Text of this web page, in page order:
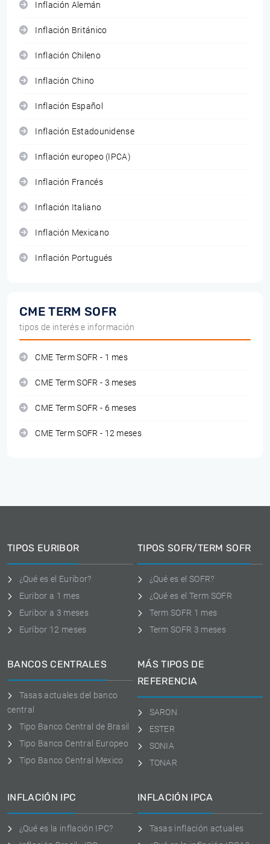
Inflación Alemán
Inflación Británico
Inflación Chileno
Inflación Chino
Inflación Español
Inflación Estadounidense
Inflación europeo (IPCA)
Inflación Francés
Inflación Italiano
Inflación Mexicano
Inflación Portugués
CME TERM SOFR
tipos de interés e información
CME Term SOFR - 1 mes
CME Term SOFR - 3 meses
CME Term SOFR - 6 meses
CME Term SOFR - 12 meses
TIPOS EURIBOR
¿Qué es el Euribor?
Euribor a 1 mes
Euribor a 3 meses
Euríbor 12 meses
TIPOS SOFR/TERM SOFR
¿Qué es el SOFR?
¿Qué es el Term SOFR
Term SOFR 1 mes
Term SOFR 3 meses
BANCOS CENTRALES
Tasas actuales del banco
central
Tipo Banco Central de Brasil
Tipo Banco Central Europeo
Tipo Banco Central Mexico
MÁS TIPOS DE
REFERENCIA
SARON
ESTER
SONIA
TONAR
INFLACIÓN IPC
¿Qué es la inflación IPC?
INFLACIÓN IPCA
Tasas inflación actuales